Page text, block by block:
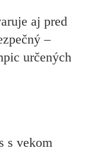
aj pred
–
určených
s vekom